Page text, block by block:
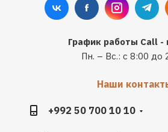
График работы Call -
Пн. – Вс.: с 8:00 до
Наши
+992 50 700 10 10